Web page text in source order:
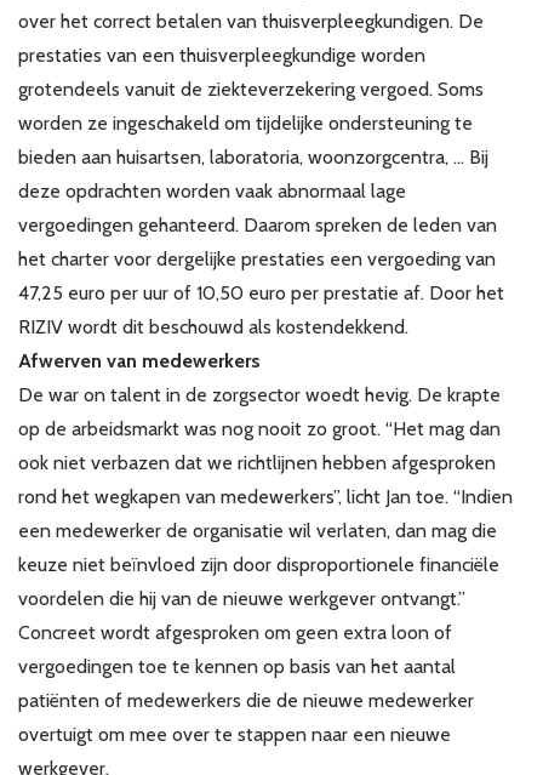
over het correct betalen van thuisverpleegkundigen. De
prestaties van een thuisverpleegkundige worden
grotendeels vanuit de ziekteverzekering vergoed. Soms
worden ze ingeschakeld om tijdelijke ondersteuning te
bieden aan huisartsen, laboratoria, woonzorgcentra, ... Bij
deze opdrachten worden vaak abnormaal lage
vergoedingen gehanteerd. Daarom spreken de leden van
het charter voor dergelijke prestaties een vergoeding van
47,25 euro per uur of 10,50 euro per prestatie af. Door het
RIZIV wordt dit beschouwd als kostendekkend.
Afwerven van medewerkers
De war on talent in de zorgsector woedt hevig. De krapte
op de arbeidsmarkt was nog nooit zo groot. “Het mag dan
ook niet verbazen dat we richtlijnen hebben afgesproken
rond het wegkapen van medewerkers”, licht Jan toe. “Indien
een medewerker de organisatie wil verlaten, dan mag die
keuze niet beïnvloed zijn door disproportionele financiële
voordelen die hij van de nieuwe werkgever ontvangt.”
Concreet wordt afgesproken om geen extra loon of
vergoedingen toe te kennen op basis van het aantal
patiënten of medewerkers die de nieuwe medewerker
overtuigt om mee over te stappen naar een nieuwe
werkgever.